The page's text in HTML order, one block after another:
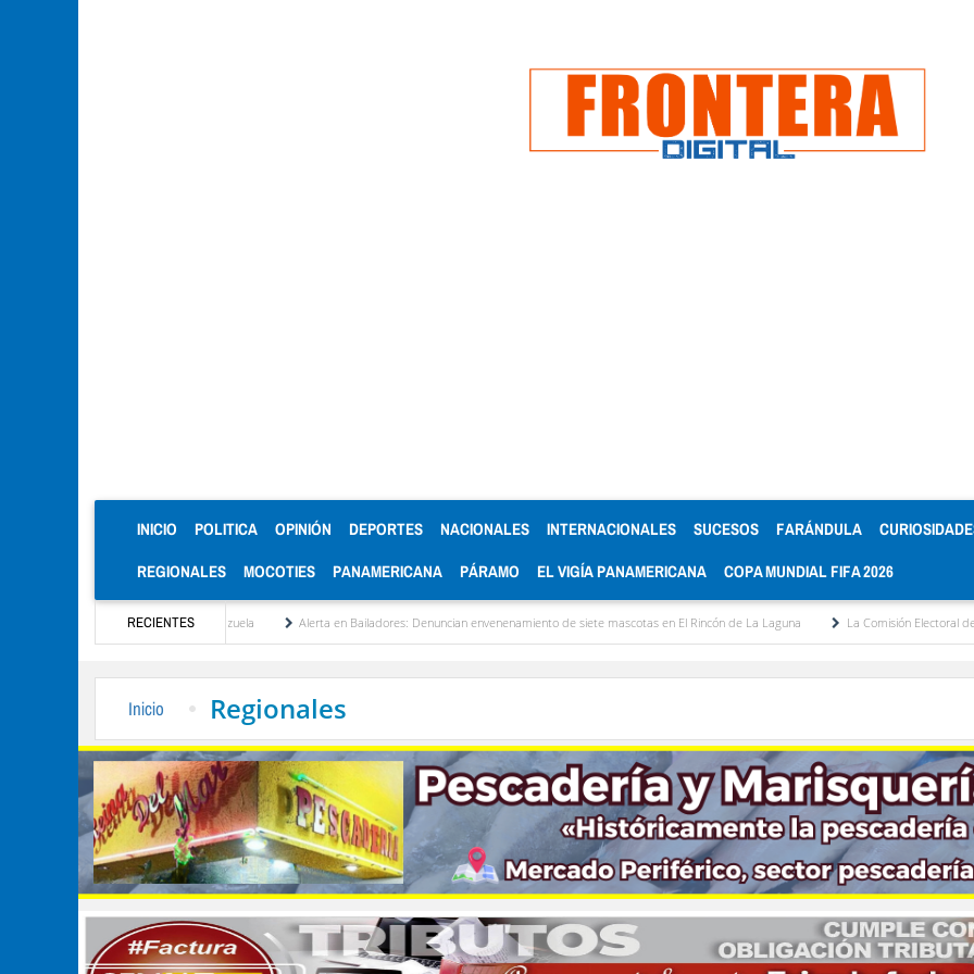
INICIO (CURRENT)
POLITICA OPINIÓN DEPORTES NACIONALES INTERNACIONALES SUCESOS FARÁNDULA
REGIONALES MOCOTIES PANAMERICANA PÁRAMO EL VIGÍA PANAMERICANA COPA MUNDIAL FIFA 2026
RECIENTES
de Venezuela Alerta en Bailadores: Denuncian envenenamiento de siete mascotas en El Rincón de La Laguna La Comisión Electoral del Colegio de
Inicio Regionales